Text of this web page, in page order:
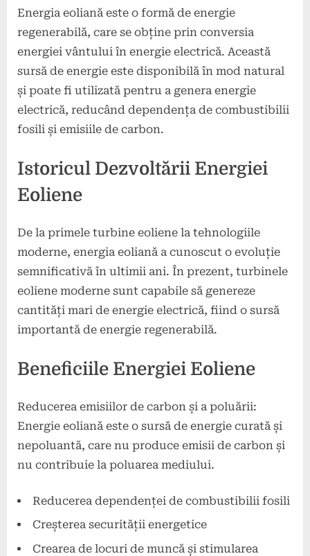
Energia eoliană este o formă de energie
regenerabilă, care se obține prin conversia
energiei vântului în energie electrică. Această
sursă de energie este disponibilă în mod natural
și poate fi utilizată pentru a genera energie
electrică, reducând dependența de combustibilii
fosili și emisiile de carbon.
Istoricul Dezvoltării Energiei
Eoliene
De la primele turbine eoliene la tehnologiile
moderne, energia eoliană a cunoscut o evoluție
semnificativă în ultimii ani. În prezent, turbinele
eoliene moderne sunt capabile să genereze
cantități mari de energie electrică, fiind o sursă
importantă de energie regenerabilă.
Beneficiile Energiei Eoliene
Reducerea emisiilor de carbon și a poluării:
Energie eoliană este o sursă de energie curată și
nepoluantă, care nu produce emisii de carbon și
nu contribuie la poluarea mediului.
Reducerea dependenței de combustibilii fosili
Creșterea securității energetice
Crearea de locuri de muncă și stimularea